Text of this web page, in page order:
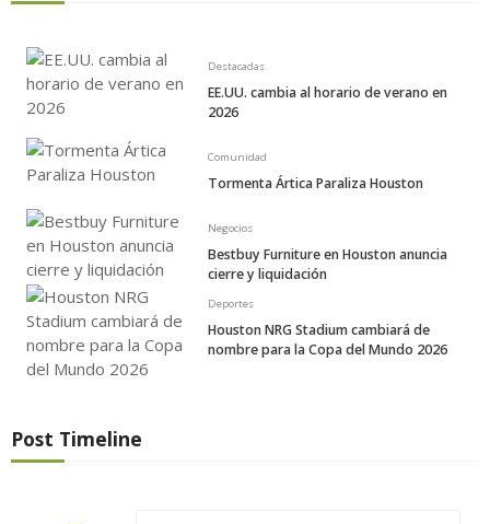
Destacadas
EE.UU. cambia al horario de verano en
2026
Comunidad
Tormenta Ártica Paraliza Houston
Negocios
Bestbuy Furniture en Houston anuncia
cierre y liquidación
Deportes
Houston NRG Stadium cambiará de
nombre para la Copa del Mundo 2026
Post Timeline